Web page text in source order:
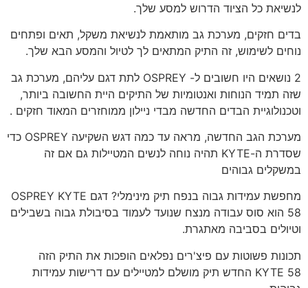
לנשיאת כל הציוד הדרוש למסע שלך.
בדים חזקים, מערכת גב מותאמת לנשיאת משקל, תאים ופתחים
נוחים לשימוש, זה התיק המתאים לך לטיול והמסע הבא שלך.
2 נושאים היו חשובים ל- OSPREY לתת דגם עליהם, מערכת גב
שזה תמיד הנוחות ואנטומיות של התיקים היית החשובה ביותר,
וטכנולוגיית הבדים החדשה מבדי ניילון ממוחזרים המאוד חזקים .
מערכת הגב החדשה, מראה עד כמה דגש השקיעה OSPREY כדי
שסדרת ה-KYTE תהיה נוחה לנשים המטיילות גם אם זה
במשקלים גבוהים
מחפשת עמידות גבוה בנפח תיק מינימלי? דגם OSPREY KYTE
58 הוא סוס עבודה מנצח שנועד לעמוד בסיבולת גבוה בשבילים
וטיולים בסביבה מאתגרת.
תכונות פשוטות עם פיצ'רים נפלאים הופכות את התיק הזה
KYTE 58 החדש תיק מושלם למטיילים עם דרישות עמידות